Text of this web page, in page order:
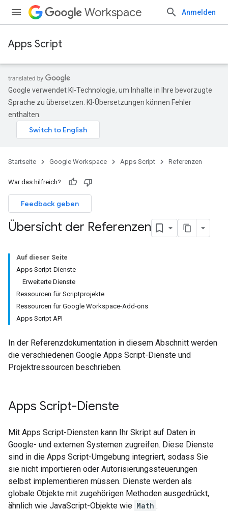
Workspace Anmelden
Apps Script
Google verwendet KI-Technologie, um Inhalte in Ihre bevorzugte
Sprache zu übersetzen. KI-Übersetzungen können Fehler
enthalten.
Startseite Google Workspace Apps Script Referenzen
War das hilfreich?
Feedback geben
Übersicht der Referenzen
Auf dieser Seite
Apps Script-Dienste
Erweiterte Dienste
Ressourcen für Scriptprojekte
Ressourcen für Google Workspace-Add-ons
Apps Script API
In der Referenzdokumentation in diesem Abschnitt werden
die verschiedenen Google Apps Script-Dienste und
Projektressourcen beschrieben.
Apps Script-Dienste
Mit Apps Script-Diensten kann Ihr Skript auf Daten in
Google- und externen Systemen zugreifen. Diese Dienste
sind in die Apps Script-Umgebung integriert, sodass Sie
sie nicht importieren oder Autorisierungssteuerungen
selbst implementieren müssen. Dienste werden als
globale Objekte mit zugehörigen Methoden ausgedrückt,
ähnlich wie JavaScript-Objekte wie Math .